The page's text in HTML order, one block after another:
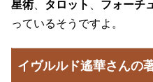
星術、 タロット フォーチ
っているそうですよ。
イヴルルド遙華さんの